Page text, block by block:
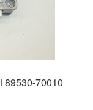
89530-70010